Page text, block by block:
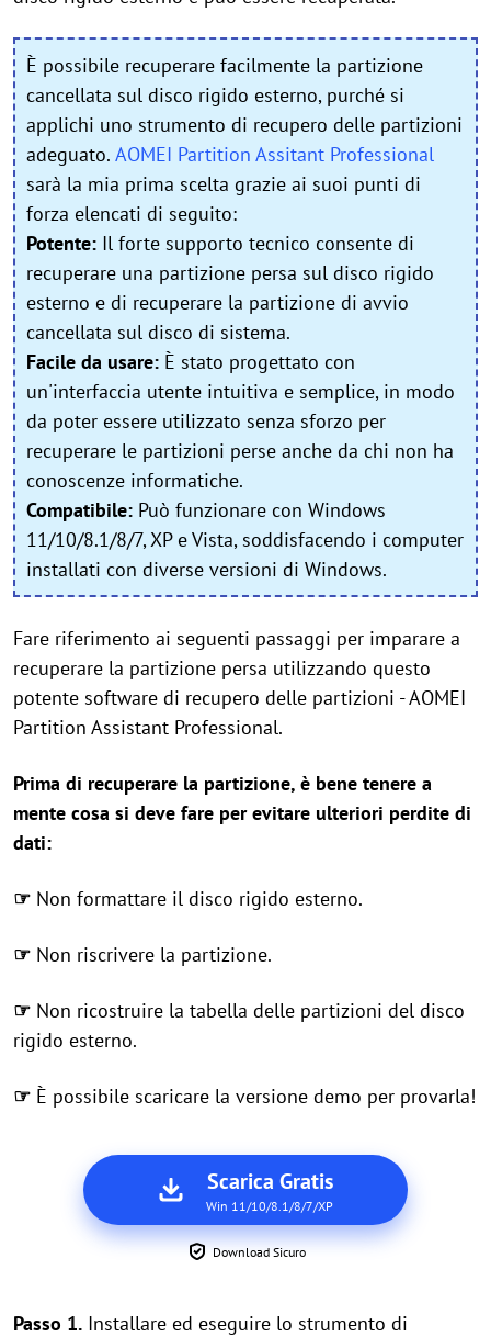
È possibile recuperare facilmente la partizione
cancellata sul disco rigido esterno, purché si
applichi uno strumento di recupero delle partizioni
adeguato. AOMEI Partition Assitant Professional
sarà la mia prima scelta grazie ai suoi punti di
forza elencati di seguito:
Potente: Il forte supporto tecnico consente di
recuperare una partizione persa sul disco rigido
esterno e di recuperare la partizione di avvio
cancellata sul disco di sistema.
Facile da usare: È stato progettato con
un'interfaccia utente intuitiva e semplice, in modo
da poter essere utilizzato senza sforzo per
recuperare le partizioni perse anche da chi non ha
conoscenze informatiche.
Compatibile: Può funzionare con Windows
11/10/8.1/8/7, XP e Vista, soddisfacendo i computer
installati con diverse versioni di Windows.
Fare riferimento ai seguenti passaggi per imparare a
recuperare la partizione persa utilizzando questo
potente software di recupero delle partizioni - AOMEI
Partition Assistant Professional.
Prima di recuperare la partizione, è bene tenere a
mente cosa si deve fare per evitare ulteriori perdite di
dati:
☞ Non formattare il disco rigido esterno.
☞ Non riscrivere la partizione.
☞ Non ricostruire la tabella delle partizioni del disco
rigido esterno.
☞ È possibile scaricare la versione demo per provarla!
Scarica Gratis
Win 11/10/8.1/8/7/XP
Download Sicuro
Passo 1. Installare ed eseguire lo strumento di